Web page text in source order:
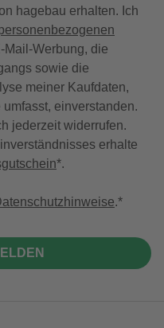
hagebau erhalten. Ich
Mail-Werbung, die
sowie die
meiner Kaufdaten,
einverstanden.
jederzeit widerrufen.
erhalte
*.
.